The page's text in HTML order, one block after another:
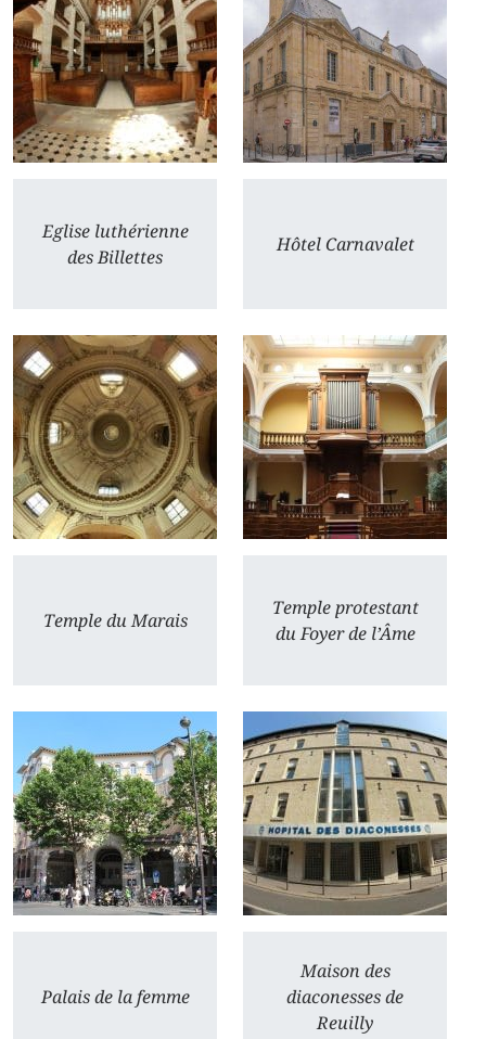
Eglise luthérienne
des Billettes
Hôtel Carnavalet
Temple du Marais
Temple protestant
du Foyer de l’Âme
Palais de la femme
Maison des
diaconesses de
Reuilly